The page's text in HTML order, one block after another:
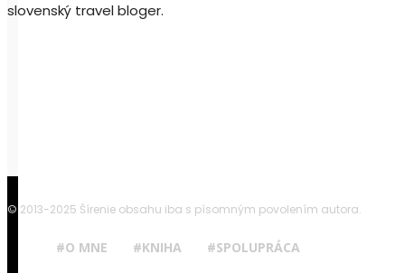
slovenský travel bloger.
© 2013-2025 Šírenie obsahu iba s písomným povolením autora.
#O MNE #KNIHA #SPOLUPRÁCA